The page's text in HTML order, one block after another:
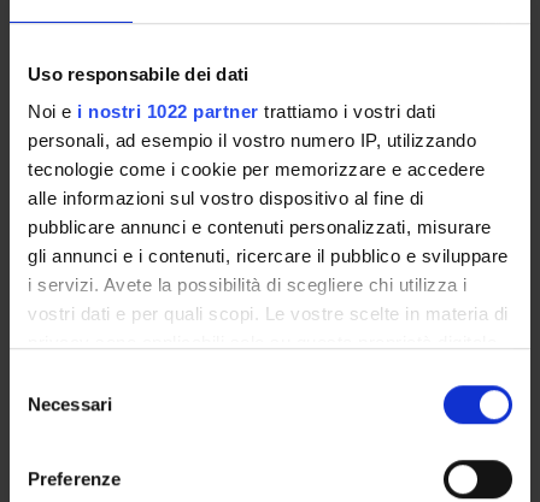
Uso responsabile dei dati
Noi e i nostri 1022 partner trattiamo i vostri dati
personali, ad esempio il vostro numero IP, utilizzando
tecnologie come i cookie per memorizzare e accedere
alle informazioni sul vostro dispositivo al fine di
pubblicare annunci e contenuti personalizzati, misurare
gli annunci e i contenuti, ricercare il pubblico e sviluppare
i servizi. Avete la possibilità di scegliere chi utilizza i
vostri dati e per quali scopi. Le vostre scelte in materia di
modificare o revocare il proprio consenso in qualsiasi
momento dalla Dichiarazione sui cookie o facendo clic
delNecessari
Preferenze
ENTI FINANZIATORI:
Ministero della Sanità
Finanziamento:assegnato e gestito dal Dipartimento
PARTECIPANTI AL PROGETTO
Francesco Amaddeo
Professore ordinario
Laura Grigoletti
SEZIONI